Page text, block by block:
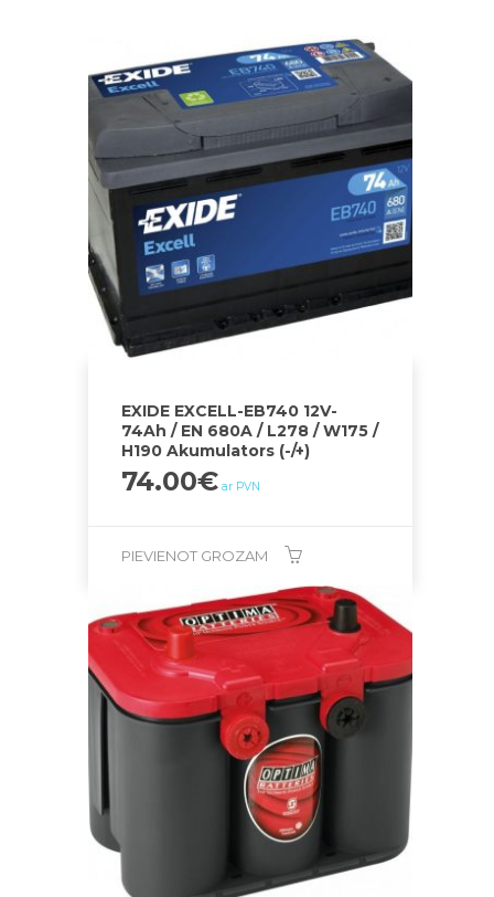
EXIDE EXCELL-EB740 12V-
74Ah / EN 680A / L278 / W175 /
H190 Akumulators (-/+)
74.00€ ar PVN
PIEVIENOT GROZAM